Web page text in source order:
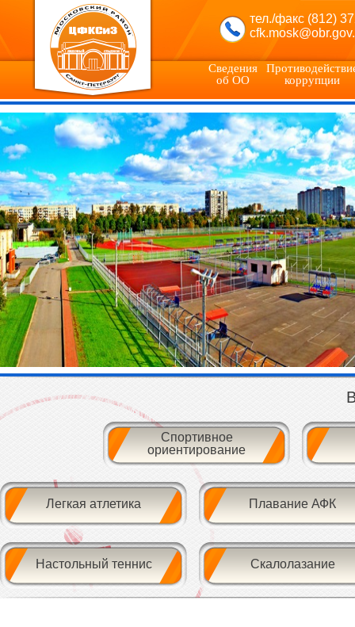
тел./факс (812)
Сведения
об ОО
коррупции
Спортивное
ориентирование
Легкая атлетика Плавание АФК
Настольный теннис Скалолазание